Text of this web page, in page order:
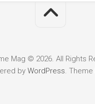
Mag © 2026. All Rights
by WordPress. Theme